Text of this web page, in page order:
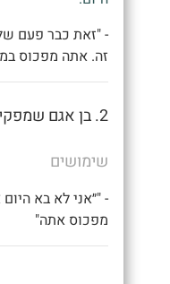
- "זאת כבר פעם
זה. אתה מפכוס
2. בן אגם שמפקיר בשביל כוּס
שימושים
- "״אני לא בא
מפכוס אתה"